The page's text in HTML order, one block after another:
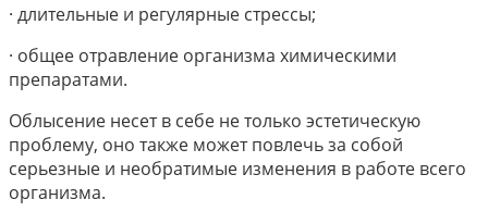
· длительные и регулярные стрессы;
· общее отравление организма химическими
препаратами.
Облысение несет в себе не только эстетическую
проблему, оно также может повлечь за собой
серьезные и необратимые изменения в работе всего
организма.